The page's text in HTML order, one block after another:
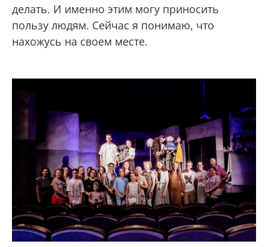
делать. И именно этим могу приносить
пользу людям. Сейчас я понимаю, что
нахожусь на своем месте.